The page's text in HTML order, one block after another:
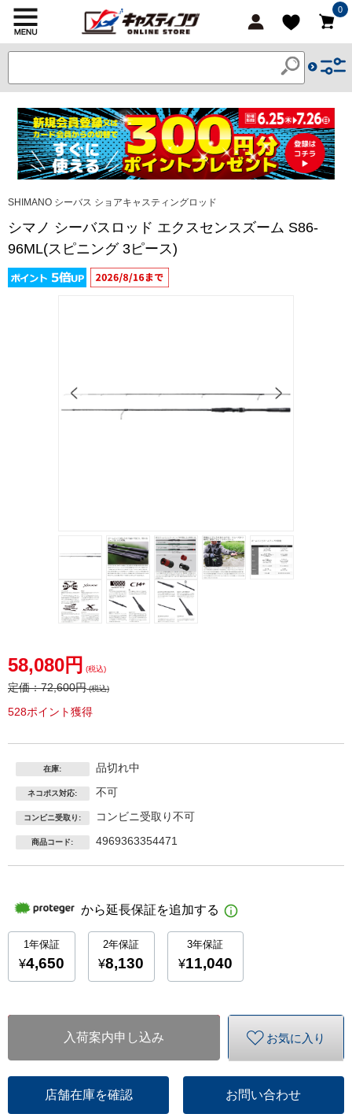
0
SHIMANO シーバス ショアキャスティングロッド
シマノ シーバスロッド エクスセンスズーム S86-
96ML(スピニング 3ピース)
58,080円 (税込)
定価：72,600円(税込)
528ポイント獲得
在庫: 品切れ中
ネコポス対応: 不可
コンビニ受取り: コンビニ受取り不可
商品コード: 4969363354471
入荷案内申し込み お気に入り
店舗在庫を確認 お問い合わせ